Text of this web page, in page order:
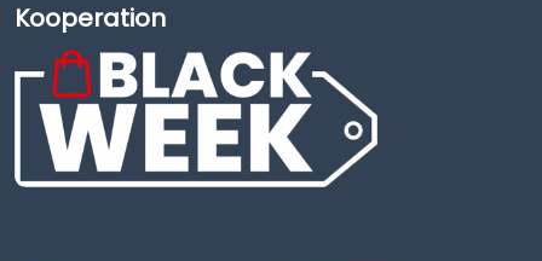
Kooperation